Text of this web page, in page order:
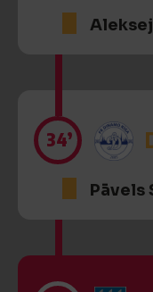
34’
Pāvels